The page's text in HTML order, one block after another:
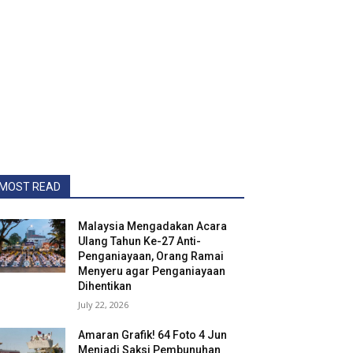
READ
Malaysia Mengadakan Acara
Ulang Tahun Ke-27 Anti-
Penganiayaan, Orang Ramai
Menyeru agar Penganiayaan
Dihentikan
July 22, 2026
Amaran Grafik! 64 Foto 4 Jun
Menjadi Saksi Pembunuhan